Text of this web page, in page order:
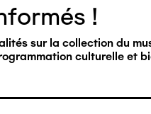
!
sur la collection du
culturelle et